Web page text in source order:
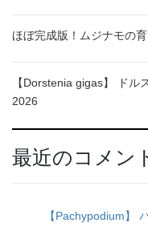
ほぼ完成版！ムジナモの
【Dorstenia gigas】 ド
2026
最近のコメン
【Pachypodium】